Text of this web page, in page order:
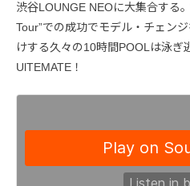
渋谷LOUNGE NEOに大集合する
Tour”での成功でモデル・チェン
けする久々の10時間POOLは泳ぎ
UlTEMATE！